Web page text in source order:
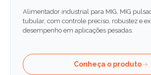
Alimentador industrial para MIG, MIG
tubular, com controle preciso, robustez e
desempenho em aplicações pesadas.
Conheça o produto